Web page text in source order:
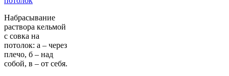
Набрасывание
раствора кельмой
с совка на
потолок: а – через
плечо, б – над
собой, в – от себя.